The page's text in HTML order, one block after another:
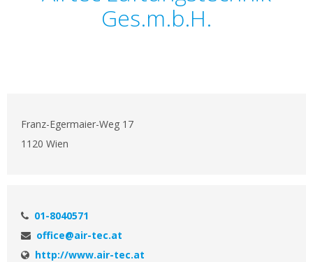
Ges.m.b.H.
Franz-Egermaier-Weg 17
1120 Wien
01-8040571
office@air-tec.at
http://www.air-tec.at